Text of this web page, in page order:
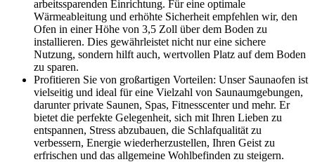
arbeitssparenden Einrichtung. Für eine optimale
Wärmeableitung und erhöhte Sicherheit empfehlen wir, den
Ofen in einer Höhe von 3,5 Zoll über dem Boden zu
installieren. Dies gewährleistet nicht nur eine sichere
Nutzung, sondern hilft auch, wertvollen Platz auf dem Boden
zu sparen.
Profitieren Sie von großartigen Vorteilen: Unser Saunaofen ist
vielseitig und ideal für eine Vielzahl von Saunaumgebungen,
darunter private Saunen, Spas, Fitnesscenter und mehr. Er
bietet die perfekte Gelegenheit, sich mit Ihren Lieben zu
entspannen, Stress abzubauen, die Schlafqualität zu
verbessern, Energie wiederherzustellen, Ihren Geist zu
erfrischen und das allgemeine Wohlbefinden zu steigern.